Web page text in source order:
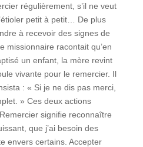
régulièrement, s’il ne veut
petit à petit… De plus
à recevoir des signes de
missionnaire racontait qu’en
un enfant, la mère revint
vivante pour le remercier. Il
: « Si je ne dis pas merci,
» Ces deux actions
signifie reconnaître
que j’ai besoin des
envers certains. Accepter